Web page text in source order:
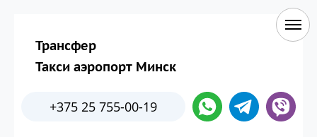
Трансфер
Такси аэропорт Минск
+375 25 755-00-19